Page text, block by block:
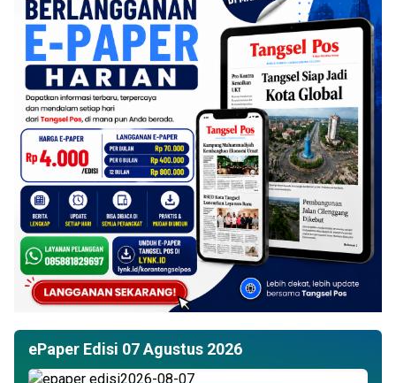
ePaper Edisi 07 Agustus 2026